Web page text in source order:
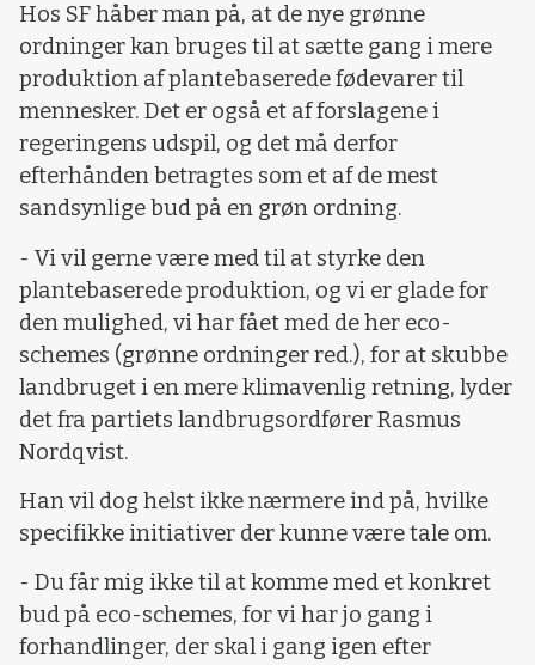
Hos SF håber man på, at de nye grønne
ordninger kan bruges til at sætte gang i mere
produktion af plantebaserede fødevarer til
mennesker. Det er også et af forslagene i
regeringens udspil, og det må derfor
efterhånden betragtes som et af de mest
sandsynlige bud på en grøn ordning.
- Vi vil gerne være med til at styrke den
plantebaserede produktion, og vi er glade for
den mulighed, vi har fået med de her eco-
schemes (grønne ordninger red.), for at skubbe
landbruget i en mere klimavenlig retning, lyder
det fra partiets landbrugsordfører Rasmus
Nordqvist.
Han vil dog helst ikke nærmere ind på, hvilke
specifikke initiativer der kunne være tale om.
- Du får mig ikke til at komme med et konkret
bud på eco-schemes, for vi har jo gang i
forhandlinger, der skal i gang igen efter